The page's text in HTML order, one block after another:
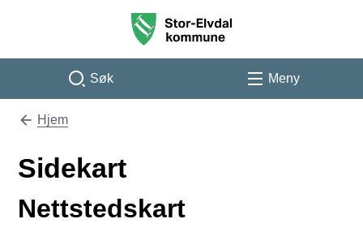
Stor-Elvdal kommune
Søk Meny
Du er her:
Hjem
Sidekart
Nettstedskart